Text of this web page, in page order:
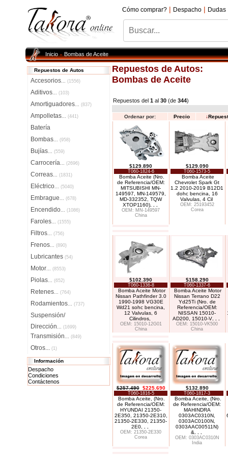
Cómo comprar? | Despacho | Dudas
Inicio»Bombas de Aceite
Repuestos de Autos
Accesorios... (1556)
Aditivos... (103)
Amortiguadores... (837)
Ampolletas... (441)
Batería
Bombas... (958)
Bujías... (559)
Carrocería... (2696)
Correas... (1831)
Eléctrico... (5040)
Embrague... (678)
Encendido... (1086)
Faroles... (1555)
Filtros... (756)
Frenos... (890)
Lubricantes (54)
Motor... (8553)
Piolas... (652)
Retenes... (764)
Rodamientos... (737)
Suspensión/
Dirección... (1699)
Transmisión... (849)
Otros... (1)
Información
Despacho
Condiciones
Contáctenos
Repuestos de Autos:
Bombas de Aceite
Repuestos del 1 al 30 (de 344)
Ordenar por: Precio ↓
$129.890
T060-1824-6
Bomba Aceite (Nro.
de Referencia/OEM:
MITSUBISHI MN-
149597, MN-149579,
MD-332352, TQW
XTOP1160). . .
OEM: MN-149597
China
$129.090
T060-1573-5
Bomba Aceite
Chevrolet Spark Gt
1.2 2010-2019 B12D1
dohc bencina, 16
Valvulas, 4 Cil
OEM: 25193452
Corea
$102.390
T060-1336-8
Bomba Aceite Motor
Nissan Pathfinder 3.0
1990-1998 VG30E
Wd21 sohc bencina,
12 Valvulas, 6
Cilindros,
OEM: 15010-12G01
China
$158.290
T060-1337-6
Bomba Aceite Motor
Nissan Terrano D22
Yd25Ti (Nro. de
Referencia/OEM:
NISSAN 15010-
AD200, 15010-V
OEM: 15010-VK500
China
$257.490 $225.690
T060-1816-5
Bomba Aceite, (Nro.
de Referencia/OEM:
HYUNDAI 21350-
2E350, 21350-2E310,
21350-2E330, 21350-
2E0
OEM: 21350-2E330
Corea
$132.890
T060-1817-3
Bomba Aceite, (Nro.
de Referencia/OEM:
MAHINDRA
0303AC0310N,
0303AC0100N,
0303AAC00511N)
&
OEM: 0303AC0310N
India